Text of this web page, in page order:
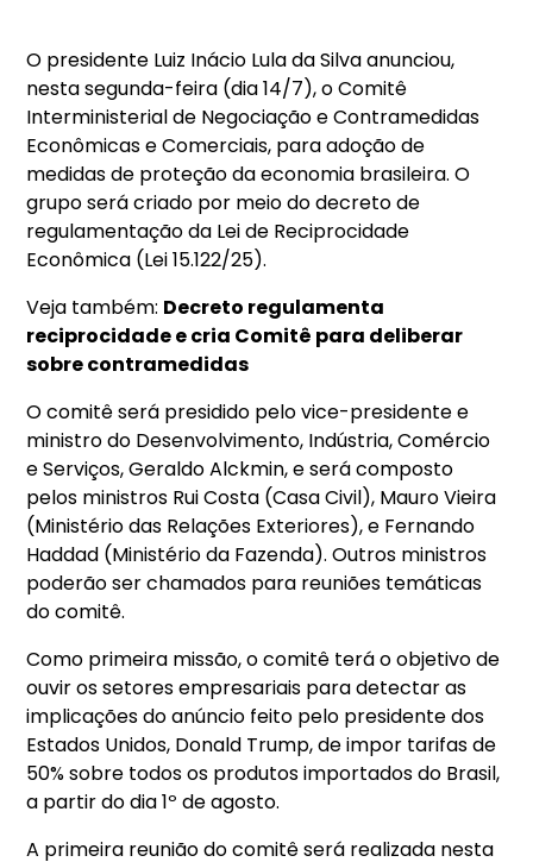
O presidente Luiz Inácio Lula da Silva anunciou,
nesta segunda-feira (dia 14/7), o Comitê
Interministerial de Negociação e Contramedidas
Econômicas e Comerciais, para adoção de
medidas de proteção da economia brasileira. O
grupo será criado por meio do decreto de
regulamentação da Lei de Reciprocidade
Econômica (Lei 15.122/25).
Veja também: Decreto regulamenta
reciprocidade e cria Comitê para deliberar
sobre contramedidas
O comitê será presidido pelo vice-presidente e
ministro do Desenvolvimento, Indústria, Comércio
e Serviços, Geraldo Alckmin, e será composto
pelos ministros Rui Costa (Casa Civil), Mauro Vieira
(Ministério das Relações Exteriores), e Fernando
Haddad (Ministério da Fazenda). Outros ministros
poderão ser chamados para reuniões temáticas
do comitê.
Como primeira missão, o comitê terá o objetivo de
ouvir os setores empresariais para detectar as
implicações do anúncio feito pelo presidente dos
Estados Unidos, Donald Trump, de impor tarifas de
50% sobre todos os produtos importados do Brasil,
a partir do dia 1º de agosto.
A primeira reunião do comitê será realizada nesta